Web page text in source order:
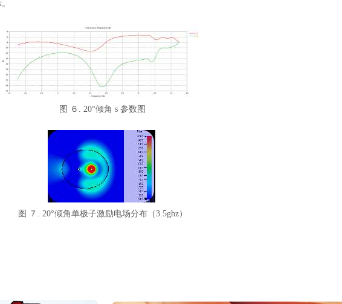
图 ６ . 20°倾角 s 参数图
图 ７ . 20°倾角单极子激励电场分布（3.5ghz）